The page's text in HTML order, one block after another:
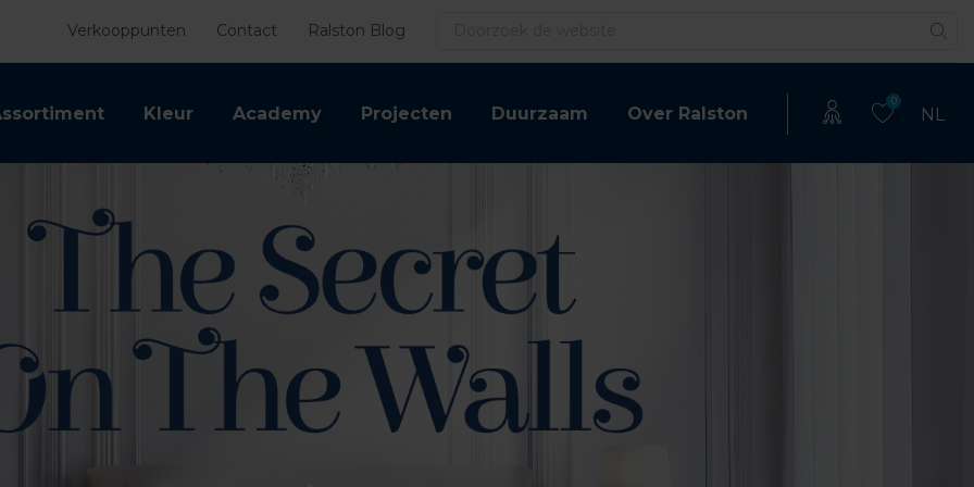
Verkooppunten Contact Ralston Blog
Kleur Academy Projecten Duurzaam Over Ralston
0
NL